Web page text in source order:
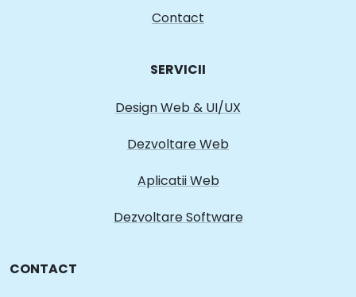
Contact
SERVICII
Design Web & UI/UX
Dezvoltare Web
Aplicatii Web
Dezvoltare Software
CONTACT